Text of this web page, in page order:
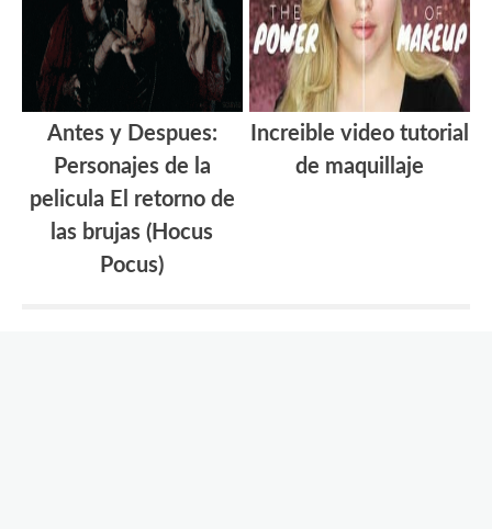
Antes y Despues:
Personajes de la
pelicula El retorno de
las brujas (Hocus
Pocus)
Increible video tutorial
de maquillaje